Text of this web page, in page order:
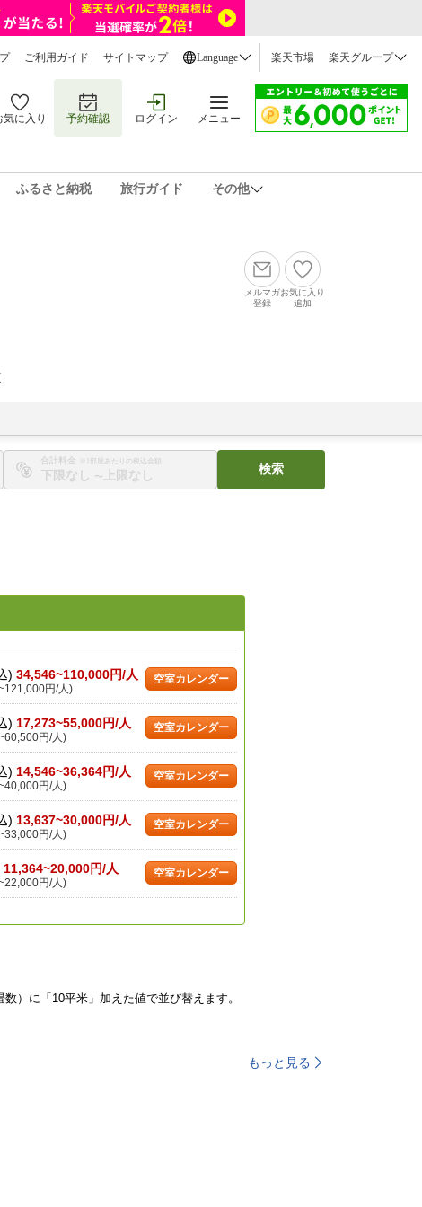
ご利用ガイド サイトマップ Language 楽天市場 楽天グループ
気に入り 予約確認 ログイン メニュー
ふるさと納税 旅行ガイド その他
メルマガ
登録
お気に入り
追加
合計料金 ※1部屋あたりの税込金額
〜
検索
) 34,546~110,000円/人
円/人)
空室カレンダー
) 17,273~55,000円/人
円/人)
空室カレンダー
) 14,546~36,364円/人
円/人)
空室カレンダー
) 13,637~30,000円/人
円/人)
空室カレンダー
11,364~20,000円/人
円/人)
空室カレンダー
）に「10平米」加えた値で並び替えます。
もっと見る